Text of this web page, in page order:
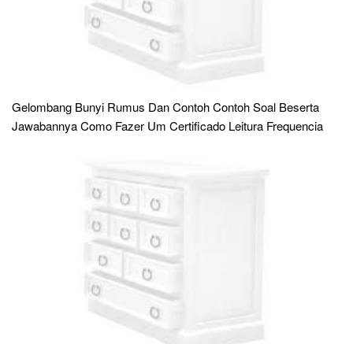
Gelombang Bunyi Rumus Dan Contoh Contoh Soal Beserta
Jawabannya Como Fazer Um Certificado Leitura Frequencia